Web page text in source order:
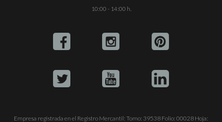
10:00 - 14:00 h.
Empresa registrada en el Registro Mercantil: Tomo: 39538 Folio: 00028 Hoja: